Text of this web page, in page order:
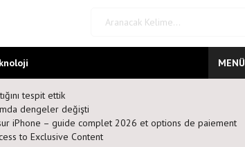
MENÜ
tespit ettik
dengeler değişti
iPhone – guide complet 2026 et options de paiement
to Exclusive Content